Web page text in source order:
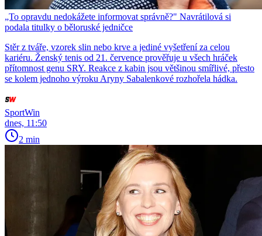
„To opravdu nedokážete informovat správně?" Navrátilová si
podala titulky o běloruské jedničce
Stěr z tváře, vzorek slin nebo krve a jediné vyšetření za celou
kariéru. Ženský tenis od 21. července prověřuje u všech hráček
přítomnost genu SRY. Reakce z kabin jsou většinou smířlivé, přesto
se kolem jednoho výroku Aryny Sabalenkové rozhořela hádka.
SportWin
dnes, 11:50
2 min